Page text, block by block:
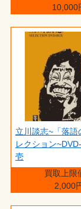
10,000
立川談志~「落語
レクション
壱
買取上限
2,000